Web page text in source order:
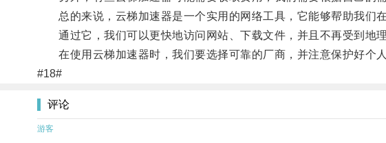
总的来说，云梯加速器是一个实用的网络工具，它能够帮助我们在
通过它，我们可以更快地访问网站、下载文件，并且不再受到地理
在使用云梯加速器时，我们要选择可靠的厂商，并注意保护好个人
#18#
评论
游客